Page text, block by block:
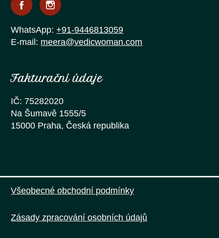
WhatsApp:+91-9446813059
E-mail: meera@vedicwoman.com
Fakturační údaje
IČ: 75282020
Na Šumavě 1555/5
15000 Praha, Česká republika
Všeobecné obchodní podmínky
Zásady zpracování osobních údajů